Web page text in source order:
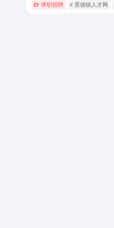
求职招聘 # 景德镇人才网